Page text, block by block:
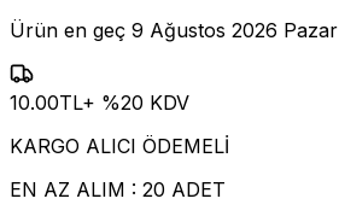
Ürün en geç 9 Ağustos 2026 Pazar
10.00TL+ %20 KDV
KARGO ALICI ÖDEMELİ
EN AZ ALIM : 20 ADET